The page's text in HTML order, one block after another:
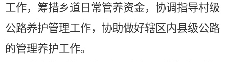
工作，筹措乡道日常管养资金，协调指导村级
公路养护管理工作，协助做好辖区内县级公路
的管理养护工作。